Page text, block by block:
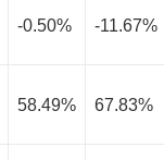
-0.50% -11.67%
58.49% 67.83%